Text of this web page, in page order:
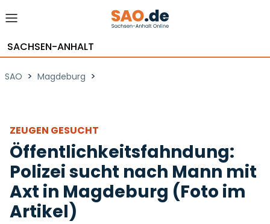
SACHSEN-ANHALT
SAO > Magdeburg >
ZEUGEN GESUCHT
Öffentlichkeitsfahndung:
Polizei sucht nach Mann mit
Axt in Magdeburg (Foto im
Artikel)